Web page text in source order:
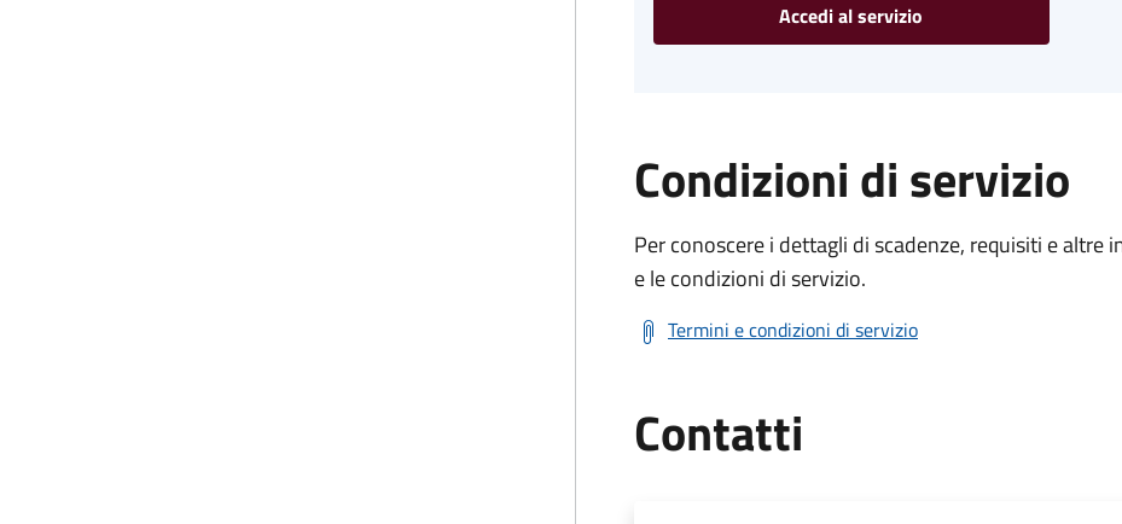
Accedi al servizio
Condizioni di servizio
Per conoscere i dettagli di scadenze, requisiti e
e le condizioni di servizio.
Termini e condizioni di servizio
Contatti